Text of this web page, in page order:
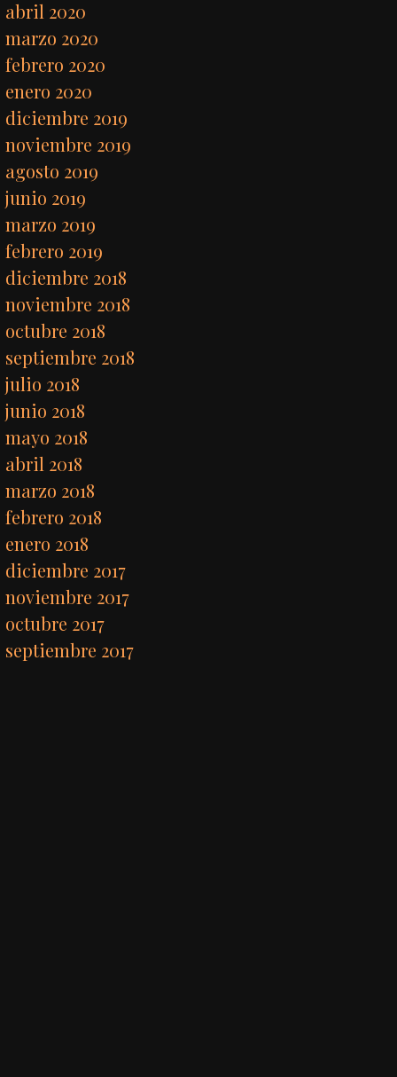
abril 2020
marzo 2020
febrero 2020
enero 2020
diciembre 2019
noviembre 2019
agosto 2019
junio 2019
marzo 2019
febrero 2019
diciembre 2018
noviembre 2018
octubre 2018
septiembre 2018
julio 2018
junio 2018
mayo 2018
abril 2018
marzo 2018
febrero 2018
enero 2018
diciembre 2017
noviembre 2017
octubre 2017
septiembre 2017